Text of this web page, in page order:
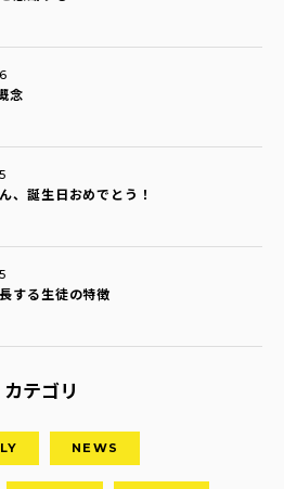
念
、誕生日おめでとう！
する生徒の特徴
カテゴリ
NEWS